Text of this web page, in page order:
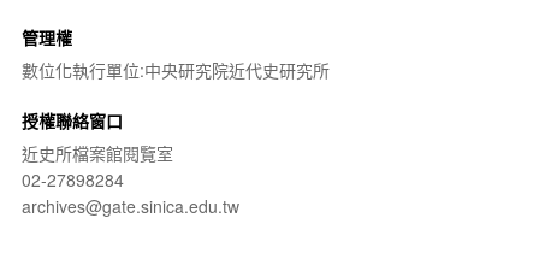
管理權
數位化執行單位:中央研究院近代史研究所
授權聯絡窗口
近史所檔案館閱覽室
02-27898284
archives@gate.sinica.edu.tw